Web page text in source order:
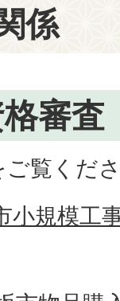
係
審査
覧くだ
小規模工